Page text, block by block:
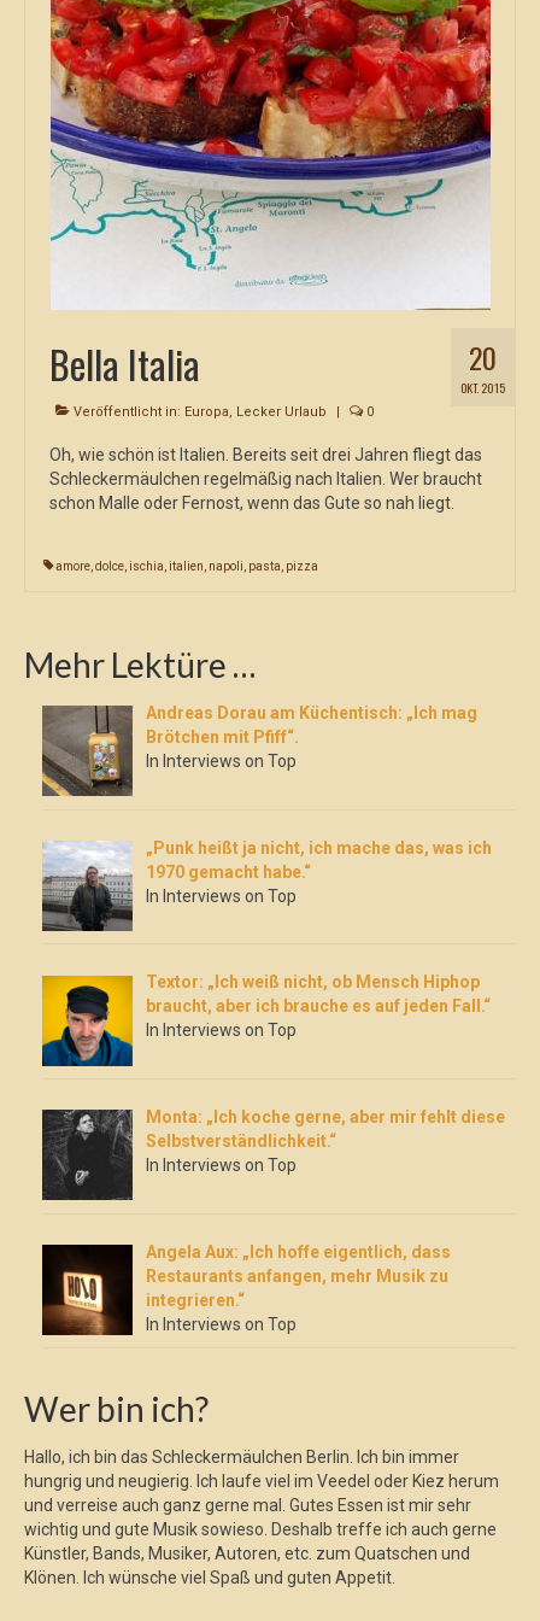
20
OKT. 2015
Bella Italia
Veröffentlicht in: Europa, Lecker Urlaub | 0
Oh, wie schön ist Italien. Bereits seit drei Jahren fliegt das
Schleckermäulchen regelmäßig nach Italien. Wer braucht
schon Malle oder Fernost, wenn das Gute so nah liegt.
amore dolce ischia italien napoli pasta pizza
Mehr Lektüre …
Andreas Dorau am Küchentisch: „Ich mag
Brötchen mit Pfiff“.
In Interviews on Top
„Punk heißt ja nicht, ich mache das, was ich
1970 gemacht habe.“
In Interviews on Top
Textor: „Ich weiß nicht, ob Mensch Hiphop
braucht, aber ich brauche es auf jeden Fall.“
In Interviews on Top
Monta: „Ich koche gerne, aber mir fehlt diese
Selbstverständlichkeit.“
In Interviews on Top
Angela Aux: „Ich hoffe eigentlich, dass
Restaurants anfangen, mehr Musik zu
integrieren.“
In Interviews on Top
Wer bin ich?
Hallo, ich bin das Schleckermäulchen Berlin. Ich bin immer
hungrig und neugierig. Ich laufe viel im Veedel oder Kiez herum
und verreise auch ganz gerne mal. Gutes Essen ist mir sehr
wichtig und gute Musik sowieso. Deshalb treffe ich auch gerne
Künstler, Bands, Musiker, Autoren, etc. zum Quatschen und
Klönen. Ich wünsche viel Spaß und guten Appetit.